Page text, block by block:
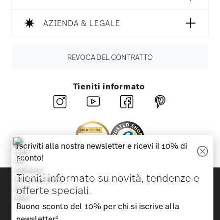
AZIENDA & LEGALE
REVOCA DEL CONTRATTO
Tieniti informato
Scopri tutti i nostri brand
Bellezza e funzionalità per la tua casa
Homepage
Iscriviti alla nostra newsletter e ricevi il 10% di
sconto!
Tieniti informato su novità, tendenze e
offerte speciali.
Buono sconto del 10% per chi si iscrive alla
1